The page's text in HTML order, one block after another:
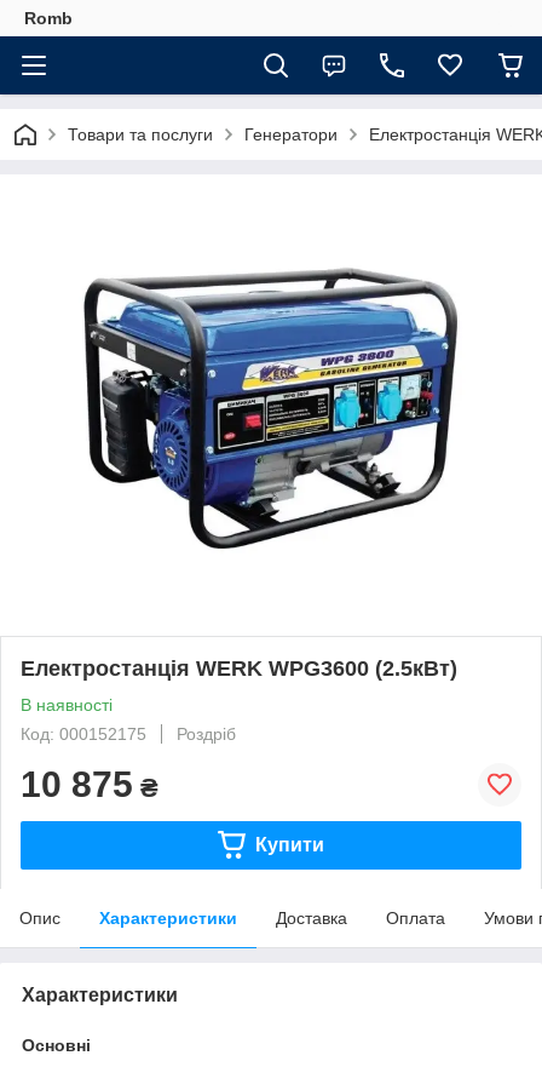
Romb
Товари та послуги Генератори Електростанція
Електростанція WERK WPG3600 (2.5кВт)
В наявності
Код: 000152175
Роздріб
10 875 ₴
Купити
Опис Характеристики Доставка Оплата Умови
Характеристики
Основні